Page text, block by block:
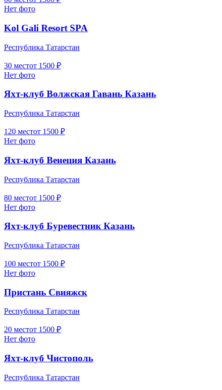
Нет фото
Kol Gali Resort SPA
Республика Татарстан
30 местот 1500 ₽
Нет фото
Яхт-клуб Волжская Гавань Казань
Республика Татарстан
120 местот 1500 ₽
Нет фото
Яхт-клуб Венеция Казань
Республика Татарстан
80 местот 1500 ₽
Нет фото
Яхт-клуб Буревестник Казань
Республика Татарстан
100 местот 1500 ₽
Нет фото
Пристань Свияжск
Республика Татарстан
20 местот 1500 ₽
Нет фото
Яхт-клуб Чистополь
Республика Татарстан